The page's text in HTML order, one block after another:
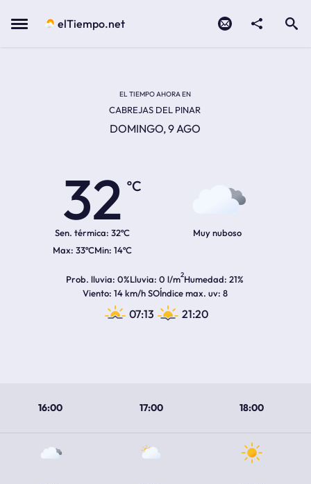
Menu elTiempo.net
EL TIEMPO AHORA EN
CABREJAS DEL PINAR
DOMINGO, 9 AGO
32
ºC
Sen. térmica: 32ºC
33ºC 14ºC
Muy nuboso
Prob. lluvia 0%Lluvia 0 l/m2Humedad 21%
Viento 14 km/h SOÍndice max. uv 8
07:13 21:20
16:00 17:00 18:00